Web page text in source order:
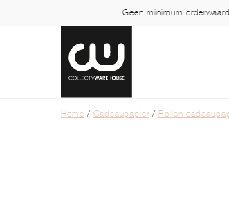
Geen minimum
Home / Cadeaupapier / Rollen